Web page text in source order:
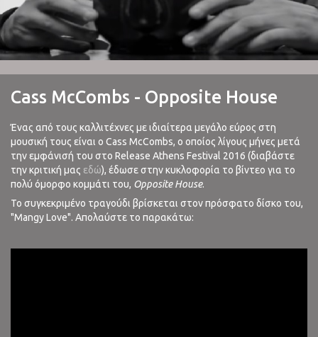
Cass McCombs - Opposite House
Ένας από τους καλλιτέχνες με ιδιαίτερα μεγάλο εύρος στη
μουσική τους είναι ο Cass McCombs, ο οποίος λίγους μήνες μετά
την εμφάνισή του στο Release Athens Festival 2016 (διαβάστε
την κριτική μας εδώ), έδωσε στην κυκλοφορία το βίντεο για το
πολύ όμορφο κομμάτι του, Opposite House.
Το συγκεκριμένο τραγούδι βρίσκεται στον πρόσφατο δίσκο του,
"Mangy Love". Απολαύστε το παρακάτω: